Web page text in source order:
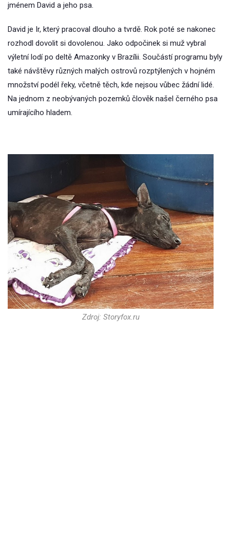
jménem David a jeho psa.
David je Ir, který pracoval dlouho a tvrdě. Rok poté se nakonec
rozhodl dovolit si dovolenou. Jako odpočinek si muž vybral
výletní lodí po deltě Amazonky v Brazílii. Součástí programu byly
také návštěvy různých malých ostrovů rozptýlených v hojném
množství podél řeky, včetně těch, kde nejsou vůbec žádní lidé.
Na jednom z neobývaných pozemků člověk našel černého psa
umírajícího hladem.
Zdroj: Storyfox.ru